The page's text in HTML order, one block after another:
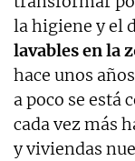
la higiene y el
lavables en la
hace unos
a poco se está
cada vez más
y viviendas